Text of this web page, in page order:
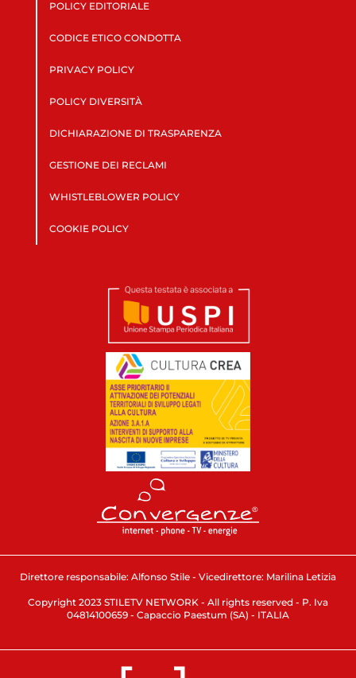
POLICY EDITORIALE
CODICE ETICO CONDOTTA
PRIVACY POLICY
POLICY DIVERSITÀ
DICHIARAZIONE DI TRASPARENZA
GESTIONE DEI RECLAMI
WHISTLEBLOWER POLICY
COOKIE POLICY
Direttore responsabile: Alfonso Stile - Vicedirettore: Marilina Letizia
Copyright 2023 STILETV NETWORK - All rights reserved - P. Iva
04814100659 - Capaccio Paestum (SA) - ITALIA